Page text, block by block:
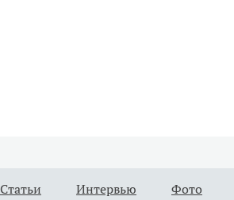
Статьи Интервью Фото